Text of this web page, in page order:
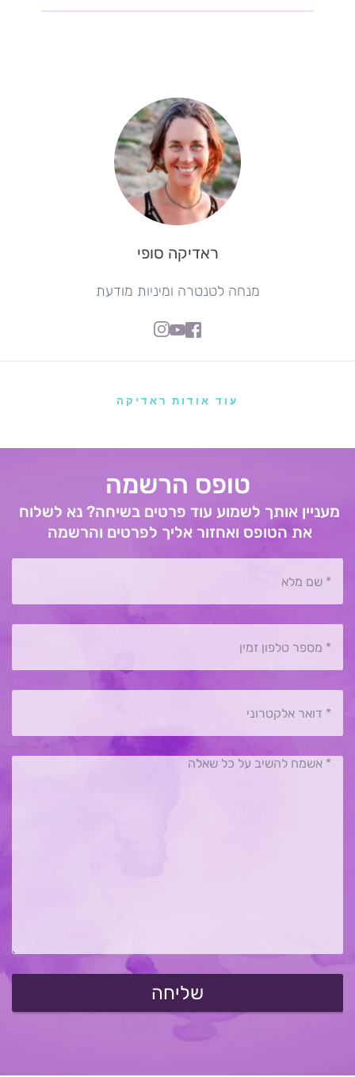
ראדיקה סופי
מנחה לטנטרה ומיניות מודעת
עוד אודות ראדיקה
טופס הרשמה
מעניין אותך לשמוע עוד פרטים בשיחה? נא לשלוח
את הטופס ואחזור אליך לפרטים והרשמה